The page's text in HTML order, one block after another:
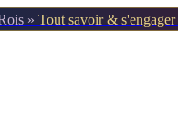
» Tout savoir &